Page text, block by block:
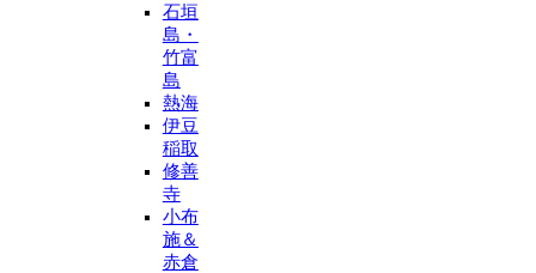
石垣
島・
竹富
島
熱海
伊豆
稲取
修善
寺
小布
施＆
赤倉